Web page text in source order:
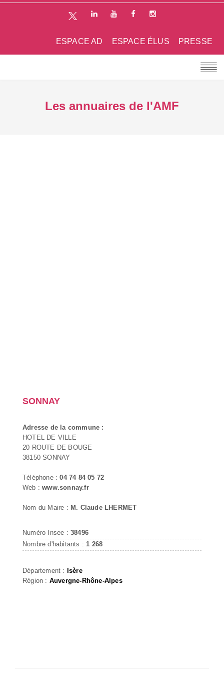
PRESSE
ESPACE ÉLUS
ESPACE AD
Les annuaires de l'AMF
SONNAY
Adresse de la commune :
HOTEL DE VILLE
20 ROUTE DE BOUGE
38150 SONNAY
Téléphone :04 74 84 05 72
Web :www.sonnay.fr
Nom du Maire : M. Claude LHERMET
Numéro Insee : 38496
Nombre d'habitants : 1 268
Département : Isère
Région : Auvergne-Rhône-Alpes